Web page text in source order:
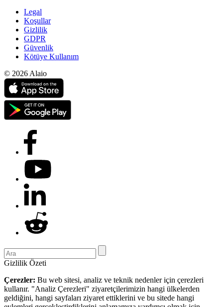
Legal
Koşullar
Gizlilik
GDPR
Güvenlik
Kötüye Kullanım
© 2026 Alaio
Gizlilik Özeti
Çerezler: Bu web sitesi, analiz ve teknik nedenler için çerezleri
kullanır. "Analiz Çerezleri" ziyaretçilerimizin hangi ülkelerden
geldiğini, hangi sayfaları ziyaret ettiklerini ve bu sitede hangi